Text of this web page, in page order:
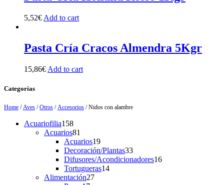
5,52€ Add to cart
Pasta Cría Cracos Almendra 5Kgr
15,86€ Add to cart
Categorías
Home /Aves /Otros /Accesorios / Nidos con alambre
Acuariofilia158158
products
Acuarios81
products
Acuarios1919
products
Decoración/Plantas3333
products
Difusores/Acondicionadores1616
Tortugueras1414
Alimentación2727